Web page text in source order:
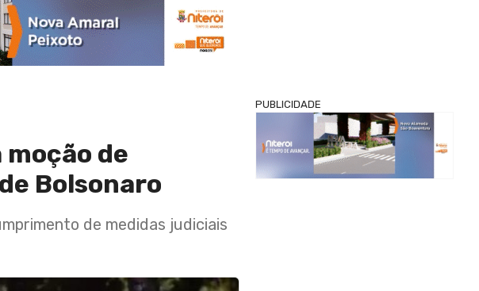
de
Bolsonaro
de medidas judiciais
PUBLICIDADE